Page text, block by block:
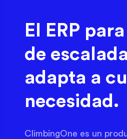
El ERP
de
adapta a
necesidad.
ClimbingOne es un